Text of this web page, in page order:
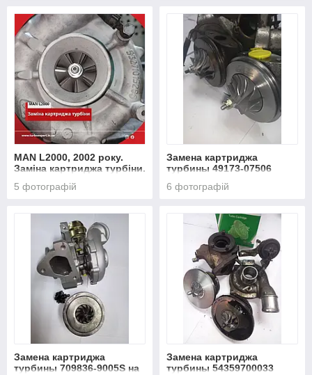
MAN L2000, 2002 року.
Заміна картриджа турбіни.
5 фотографій
Замена картриджа
турбины 49173-07506
HDI 90 HP
6 фотографій
Замена картриджа
турбины 709836-9005S на
Замена картриджа
турбины 54359700033